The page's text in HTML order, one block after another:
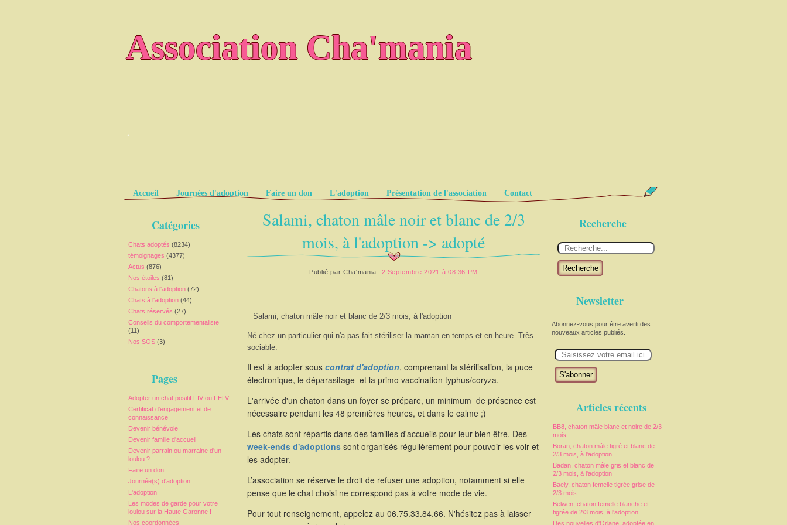
Association Cha'mania
.
Pages
Accueil Journées d'adoption Faire un don L'adoption Présentation de l'association Contact
Catégories
Chats adoptés (8234)
témoignages (4377)
Actus (876)
Nos étoiles (81)
Chatons à l'adoption (72)
Chats à l'adoption (44)
Chats réservés (27)
Conseils du comportementaliste
(11)
Nos SOS (3)
Pages
Adopter un chat positif FIV ou FELV
Certificat d'engagement et de
connaissance
Devenir bénévole
Devenir famille d'accueil
Devenir parrain ou marraine d'un
loulou ?
Faire un don
Journée(s) d'adoption
L'adoption
Les modes de garde pour votre
loulou sur la Haute Garonne !
Nos coordonnées
Recherche
Recherche
Newsletter
Abonnez-vous pour être averti des
nouveaux articles publiés.
m
Articles récents
BB8, chaton mâle blanc et noire de 2/3
mois
Boran, chaton mâle tigré et blanc de
2/3 mois, à l'adoption
Badan, chaton mâle gris et blanc de
2/3 mois, à l'adoption
Baely, chaton femelle tigrée grise de
2/3 mois
Belwen, chaton femelle blanche et
tigrée de 2/3 mois, à l'adoption
Des nouvelles d'Orlane, adoptée en
Salami, chaton mâle noir et blanc de 2/3
mois, à l'adoption -> adopté
Publié parCha'mania 2 Septembre 2021 à 08:36 PM
Salami, chaton mâle noir et blanc de 2/3 mois, à l'adoption
Né chez un particulier qui n'a pas fait stériliser la maman en temps et en heure. Très
sociable.
Il est à adopter sous contrat d'adoption, comprenant la stérilisation, la puce
électronique, le déparasitage et la primo vaccination typhus/coryza.
L'arrivée d'un chaton dans un foyer se prépare, un minimum de présence est
nécessaire pendant les 48 premières heures, et dans le calme ;)
Les chats sont répartis dans des familles d'accueils pour leur bien être. Des
week-ends d'adoptions sont organisés régulièrement pour pouvoir les voir et
les adopter.
L’association se réserve le droit de refuser une adoption, notamment si elle
pense que le chat choisi ne correspond pas à votre mode de vie.
Pour tout renseignement, appelez au 06.75.33.84.66. N'hésitez pas à laisser